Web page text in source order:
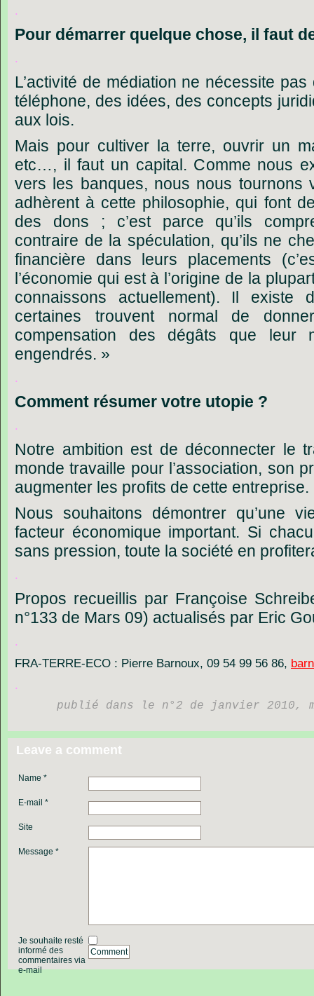
.
Pour démarrer quelque chose, il faut
.
L’activité de médiation ne nécessite
téléphone, des idées, des concepts
aux lois.
Mais pour cultiver la terre, ouvrir un
etc…, il faut un capital. Comme nous
vers les banques, nous nous tournons
adhèrent à cette philosophie, qui font
des dons ; c’est parce qu’ils
contraire de la spéculation, qu’ils ne
financière dans leurs placements
l’économie qui est à l’origine de la
connaissons actuellement). Il existe
certaines trouvent normal de
compensation des dégâts que
engendrés. »
.
Comment résumer votre utopie ?
.
Notre ambition est de déconnecter le
monde travaille pour l’association, son
augmenter les profits de cette entreprise.
Nous souhaitons démontrer qu’une
facteur économique important. Si
sans pression, toute la société en
.
Propos recueillis par Françoise
n°133 de Mars 09) actualisés par Eric
.
FRA-TERRE-ECO : Pierre Barnoux, 09 54 99 56 86,
.
publié dans le n°2 de janvier 2010,
Leave a comment
Name *
E-mail *
Site
Message *
Je souhaite resté
informé des
commentaires via
e-mail
Comment